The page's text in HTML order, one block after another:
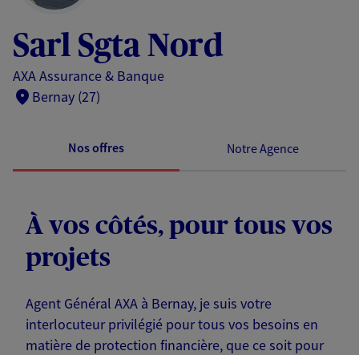
Sarl Sgta Nord
AXA Assurance & Banque
Bernay (27)
Nos offres Notre Agence
À vos côtés, pour tous vos
projets
Agent Général AXA à Bernay, je suis votre
interlocuteur privilégié pour tous vos besoins en
matière de protection financière, que ce soit pour